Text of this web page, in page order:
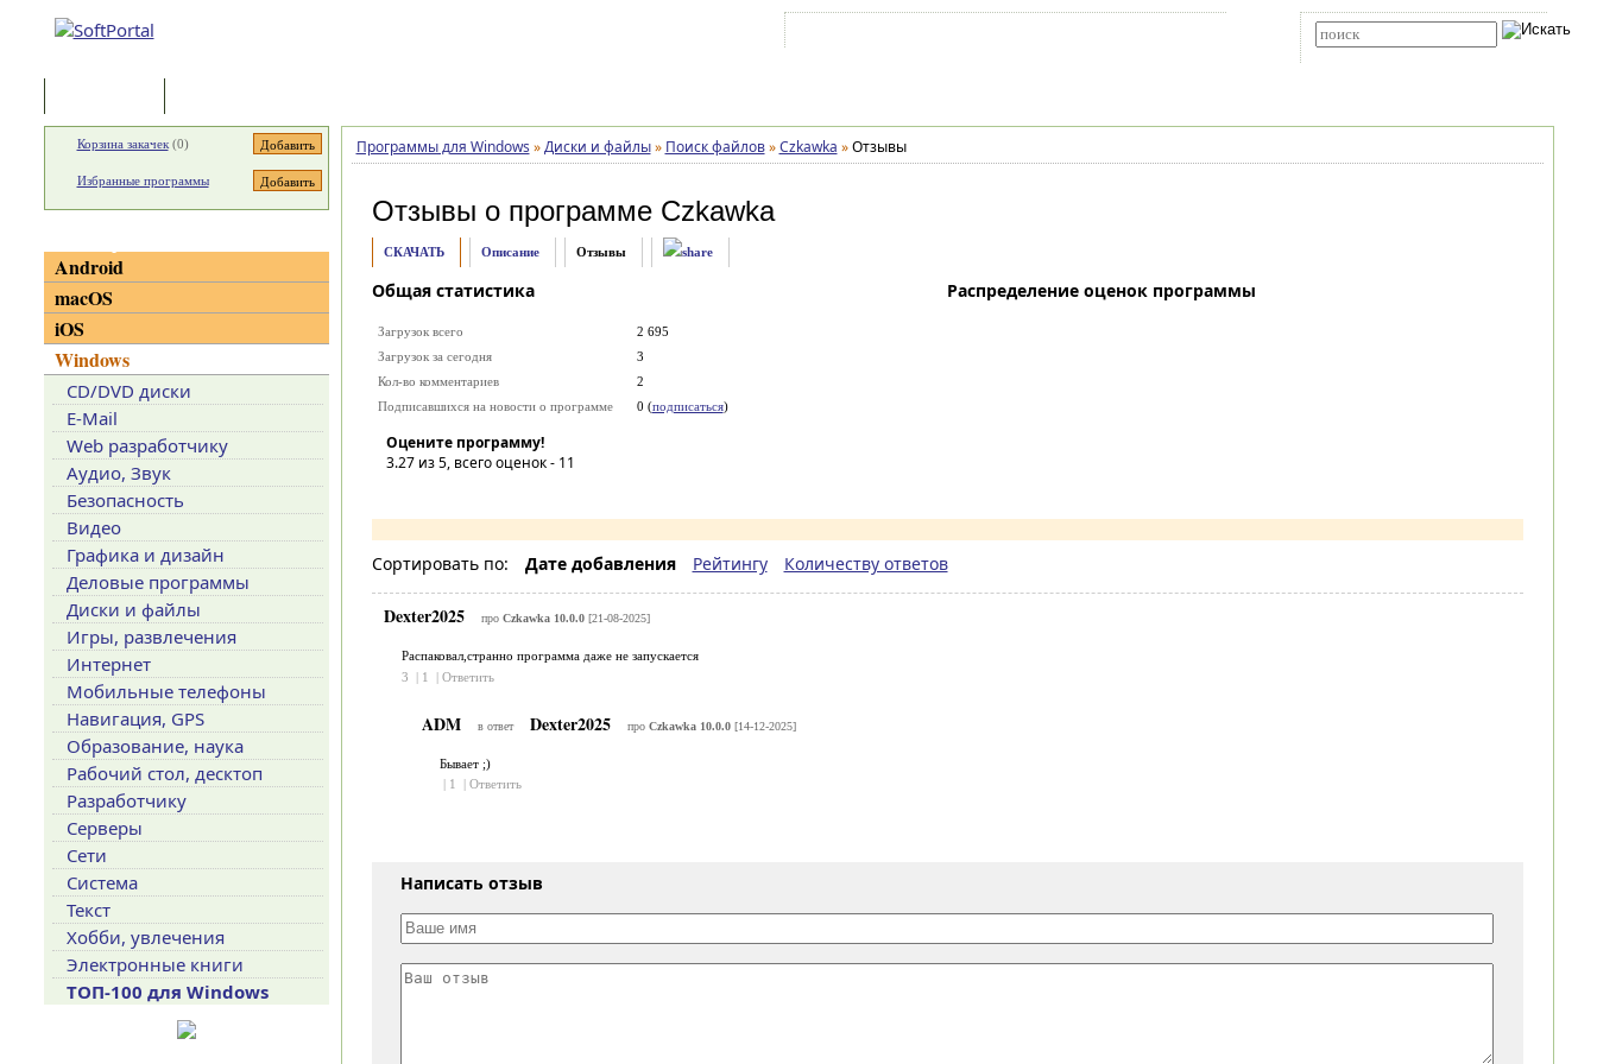
Программы для Windows » Диски и файлы » Поиск файлов » Czkawka » Отзывы
Отзывы о программе Czkawka
СКАЧАТЬ Описание Отзывы
Общая статистика
Загрузок всего
2 695
Загрузок за сегодня
3
Кол-во комментариев
2
Подписавшихся на новости о программе
0 (подписаться)
Оцените программу!
3.27из 5, всего оценок - 11
Распределение оценок программы
Сортировать по: Дате добавления Рейтингу Количеству ответов
Dexter2025 про Czkawka 10.0.0[21-08-2025]
Распаковал,странно программа даже не запускается
3
| 1 | Ответить
ADM в ответ Dexter2025 про Czkawka 10.0.0[14-12-2025]
Бывает ;)
| 1 | Ответить
Написать отзыв
Корзина закачек(0)
Избранные программы
Android
macOS
iOS
Windows
CD/DVD диски
E-Mail
Web разработчику
Аудио, Звук
Безопасность
Видео
Графика и дизайн
Деловые программы
Диски и файлы
Игры, развлечения
Интернет
Мобильные телефоны
Навигация, GPS
Образование, наука
Рабочий стол, десктоп
Разработчику
Серверы
Сети
Система
Текст
Хобби, увлечения
Электронные книги
ТОП-100 для Windows